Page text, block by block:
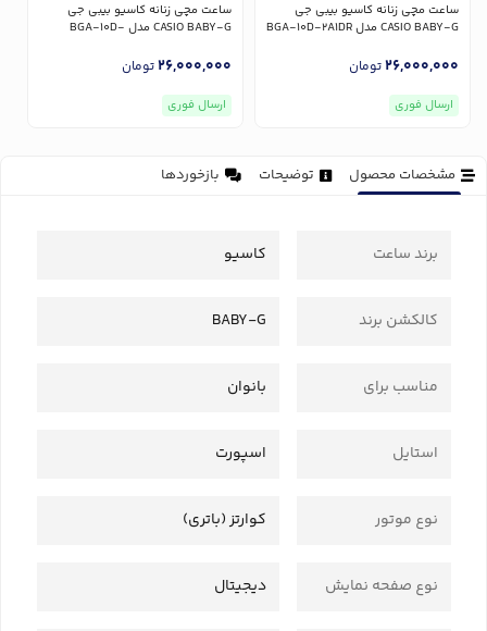
ساعت مچی زنانه کاسیو بیبی جی
CASIO BABY-G مدل BGA-10D-2A1DR
26,000,000تومان
ارسال فوری
ساعت مچی زنانه کاسیو بیبی جی
CASIO BABY-G مدل BGA-10D-
26,000,000تومان
ارسال فوری
مشخصات محصول توضیحات بازخوردها
برند ساعت کاسیو
کالکشن برند BABY-G
مناسب برای بانوان
استایل اسپورت
نوع موتور کوارتز (باتری)
نوع صفحه نمایش دیجیتال